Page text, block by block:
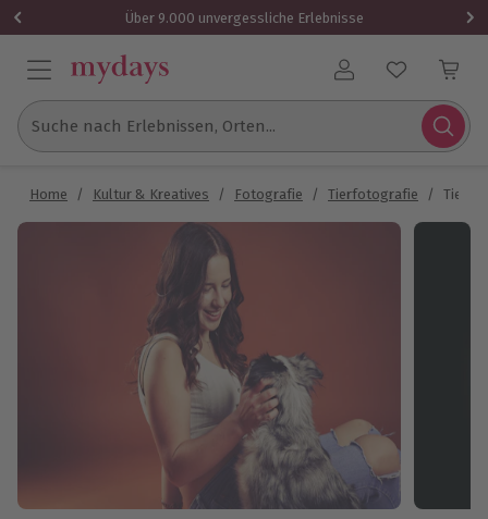
Über 9.000 unvergessliche Erlebnisse
Benutzerkonto
Suche nach Erlebnissen, Orten...
Home / Kultur & Kreatives / Fotografie / Tierfotografie / Tier